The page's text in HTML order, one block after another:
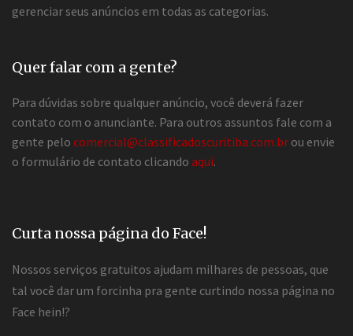
gerenciar seus anúncios em todas as categorias.
Quer falar com a gente?
Para dúvidas sobre qualquer anúncio, você deverá fazer
contato com o anunciante. Para outros assuntos fale com a
gente pelo comercial@classificadoscuritiba.com.br ou envie
o formulário de contato clicando aqui.
Curta nossa página do Face!
Nossos serviços gratuitos ajudam milhares de pessoas, que
tal você dar um forcinha pra gente curtindo nossa página no
Face hein!?